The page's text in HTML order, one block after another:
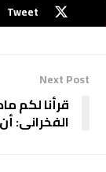
Tweet
Next Post
قرأنا لكم
الفخرانى: